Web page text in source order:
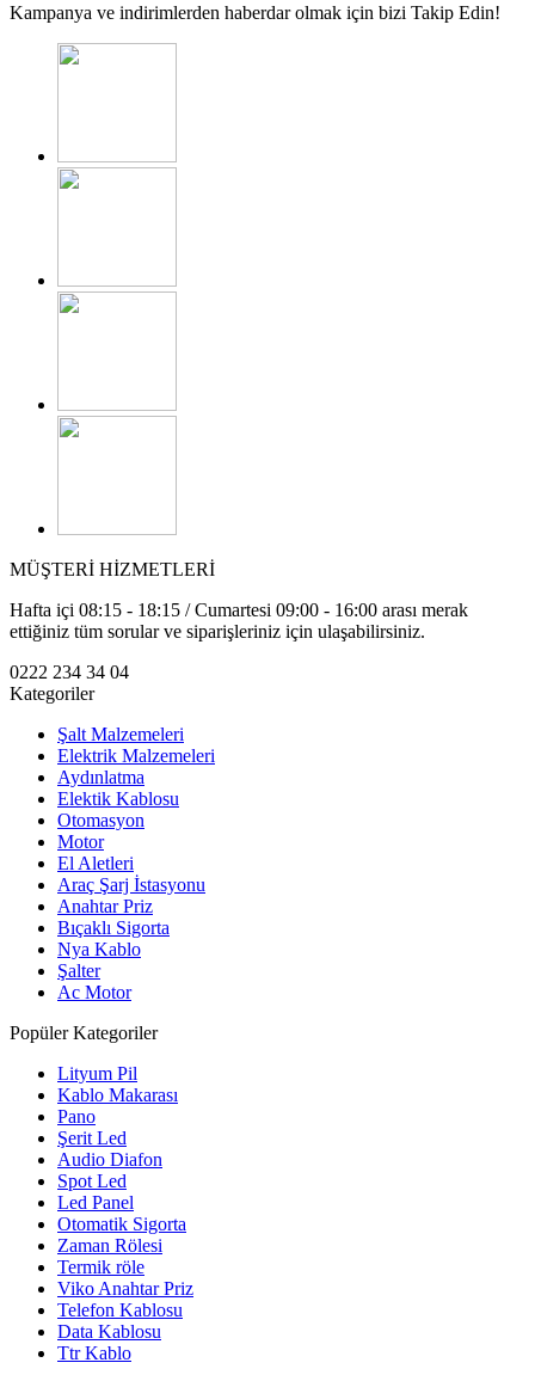
Kampanya ve indirimlerden haberdar olmak için bizi Takip Edin!
MÜŞTERİ HİZMETLERİ
Hafta içi 08:15 - 18:15 / Cumartesi 09:00 - 16:00 arası merak
ettiğiniz tüm sorular ve siparişleriniz için ulaşabilirsiniz.
0222 234 34 04
Kategoriler
Şalt Malzemeleri
Elektrik Malzemeleri
Aydınlatma
Elektik Kablosu
Otomasyon
Motor
El Aletleri
Araç Şarj İstasyonu
Anahtar Priz
Bıçaklı Sigorta
Nya Kablo
Şalter
Ac Motor
Popüler Kategoriler
Lityum Pil
Kablo Makarası
Pano
Şerit Led
Audio Diafon
Spot Led
Led Panel
Otomatik Sigorta
Zaman Rölesi
Termik röle
Viko Anahtar Priz
Telefon Kablosu
Data Kablosu
Ttr Kablo